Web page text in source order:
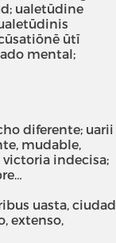
ualetūdine
ūtī
mental;
diferente; uarii
mudable,
victoria indecisa;
uasta, ciudad
extenso,